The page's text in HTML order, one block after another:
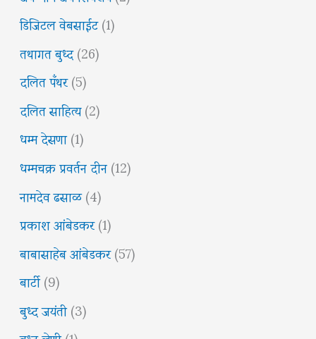
डिजिटल वेबसाईट(1)
तथागत बुध्द(26)
दलित पँथर(5)
दलित साहित्य(2)
धम्म देसणा(1)
धम्मचक्र प्रवर्तन दीन(12)
नामदेव ढसाळ(4)
प्रकाश आंबेडकर(1)
बाबासाहेब आंबेडकर(57)
बार्टी(9)
बुध्द जयंती(3)